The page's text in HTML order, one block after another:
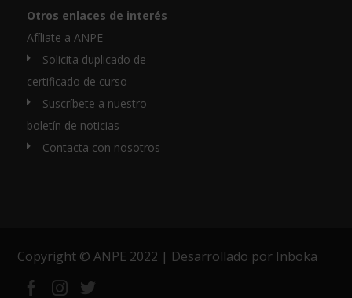
Otros enlaces de interés
Afíliate a ANPE
Solicita duplicado de
certificado de curso
Suscríbete a nuestro
boletín de noticias
Contacta con nosotros
Copyright © ANPE 2022 | Desarrollado por Inboka